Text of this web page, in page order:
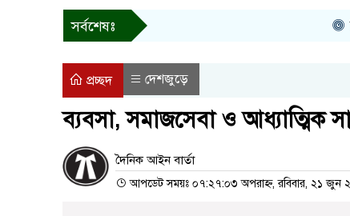
সর্বশেষঃ তিন
প্রচ্ছদ দেশজুড়ে
ব্যবসা, সমাজসেবা ও আধ্যাত্মিক
দৈনিক আইন বার্তা
আপডেট সময়ঃ ০৭:২৭:০৩ অপরাহ্ন, রবিবার, ২১ জুন